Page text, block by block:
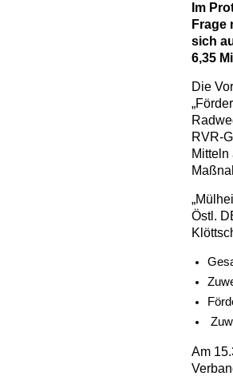
Im
Frage
sich
6,35
Die
RVR-
Mitteln
Östl.
Am